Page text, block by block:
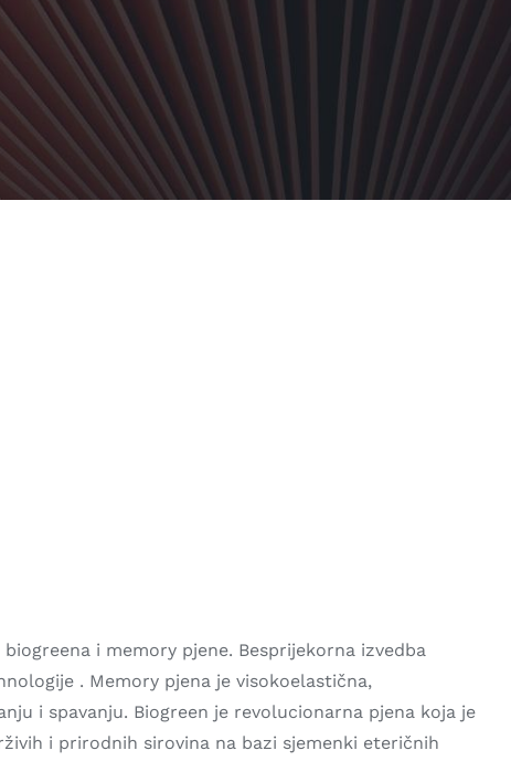
i memory pjene. Besprijekorna izvedba
. Memory pjena je visokoelastična,
i spavanju. Biogreen je revolucionarna pjena koja je
i prirodnih sirovina na bazi sjemenki eteričnih